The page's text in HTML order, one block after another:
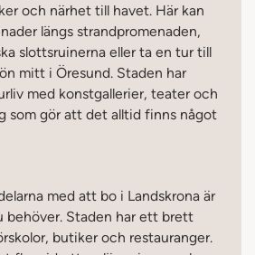
och närhet till havet. Här kan
längs strandpromenaden,
slottsruinerna eller ta en tur till
mitt i Öresund. Staden har
med konstgallerier, teater och
som gör att det alltid finns något
med att bo i Landskrona är
behöver. Staden har ett brett
butiker och restauranger.